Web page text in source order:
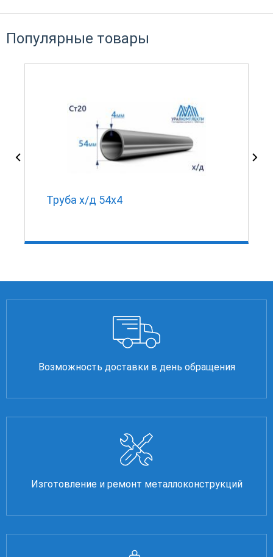
Популярные товары
Труба х/д 54х4
Возможность доставки в день обращения
Изготовление и ремонт металлоконструкций